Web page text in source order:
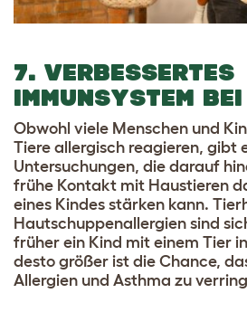
7. VERBESSERTES
IMMUNSYSTEM
Obwohl viele Menschen und
Tiere allergisch reagieren, gibt
Untersuchungen, die darauf
frühe Kontakt mit Haustieren
eines Kindes stärken kann.
Hautschuppenallergien sind
früher ein Kind mit einem Tier
desto größer ist die Chance,
Allergien und Asthma zu